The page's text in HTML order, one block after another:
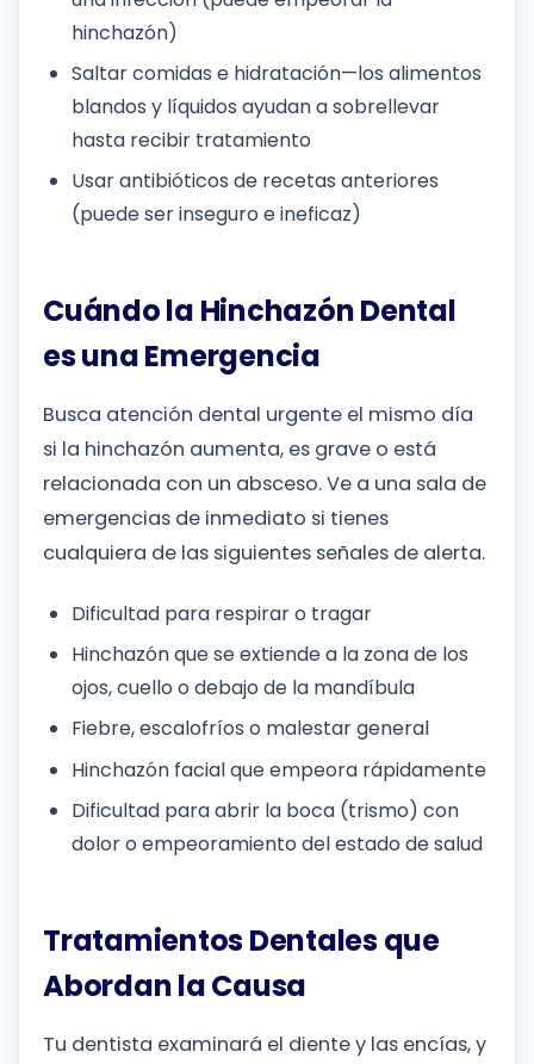
hinchazón)
Saltar comidas e hidratación—los alimentos
blandos y líquidos ayudan a sobrellevar
hasta recibir tratamiento
Usar antibióticos de recetas anteriores
(puede ser inseguro e ineficaz)
Cuándo la Hinchazón Dental
es una Emergencia
Busca atención dental urgente el mismo día
si la hinchazón aumenta, es grave o está
relacionada con un absceso. Ve a una sala de
emergencias de inmediato si tienes
cualquiera de las siguientes señales de alerta.
Dificultad para respirar o tragar
Hinchazón que se extiende a la zona de los
ojos, cuello o debajo de la mandíbula
Fiebre, escalofríos o malestar general
Hinchazón facial que empeora rápidamente
Dificultad para abrir la boca (trismo) con
dolor o empeoramiento del estado de salud
Tratamientos Dentales que
Abordan la Causa
Tu dentista examinará el diente y las encías, y